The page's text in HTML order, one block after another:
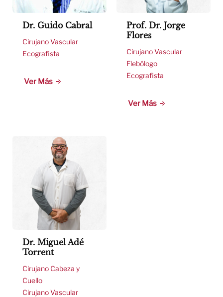
Dr. Guido Cabral
Cirujano Vascular
Ecografista
Ver Más
Prof. Dr. Jorge
Flores
Cirujano Vascular
Flebólogo
Ecografista
Ver Más
Dr. Miguel Adé
Torrent
Cirujano Cabeza y
Cuello
Cirujano Vascular